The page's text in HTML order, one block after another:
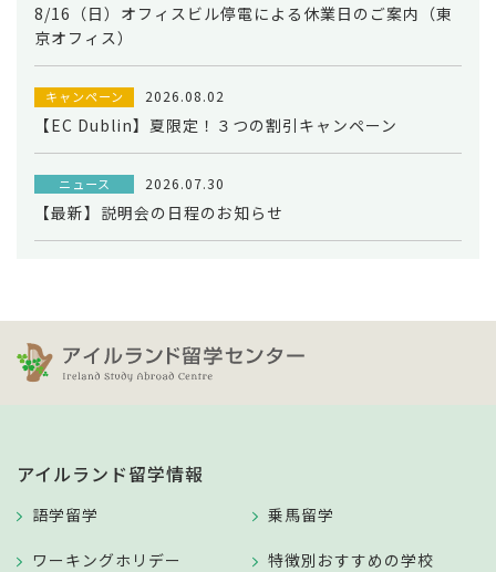
8/16（日）オフィスビル停電による休業日のご案内（東
京オフィス）
キャンペーン 2026.08.02
【EC Dublin】夏限定！３つの割引キャンペーン
ニュース 2026.07.30
【最新】説明会の日程のお知らせ
アイルランド留学情報
語学留学
ワーキングホリデー
乗馬留学
特徴別おすすめの学校